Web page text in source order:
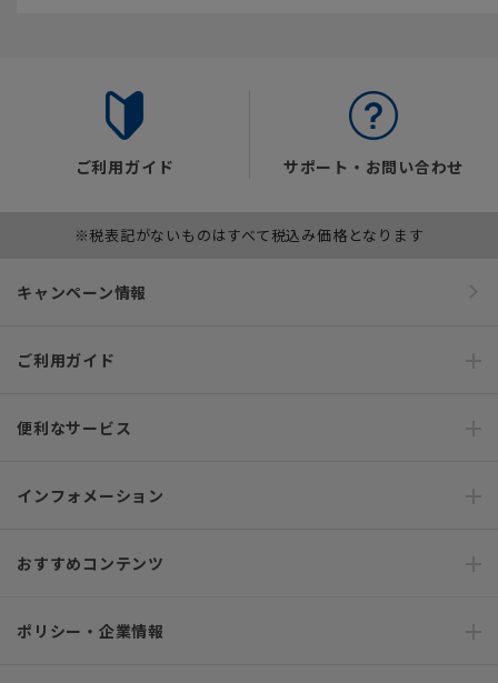
ご利用ガイド サポート・お問い合わせ
※税表記がないものはすべて税込み価格となります
キャンペーン情報
ご利用ガイド
便利なサービス
インフォメーション
おすすめコンテンツ
ポリシー・企業情報